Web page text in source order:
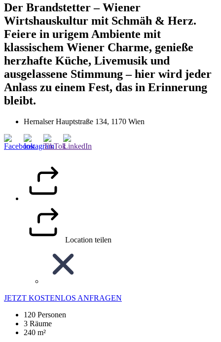
Der Brandstetter – Wiener
Wirtshauskultur mit Schmäh & Herz.
Feiere in urigem Ambiente mit
klassischem Wiener Charme, genieße
herzhafte Küche, Livemusik und
ausgelassene Stimmung – hier wird jeder
Anlass zu einem Fest, das in Erinnerung
bleibt.
Hernalser Hauptstraße 134, 1170 Wien
Location teilen
JETZT KOSTENLOS ANFRAGEN
120 Personen
3 Räume
240 m²